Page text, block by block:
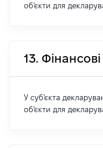
об'єкти для
13.
У суб'єкта
об'єкти для